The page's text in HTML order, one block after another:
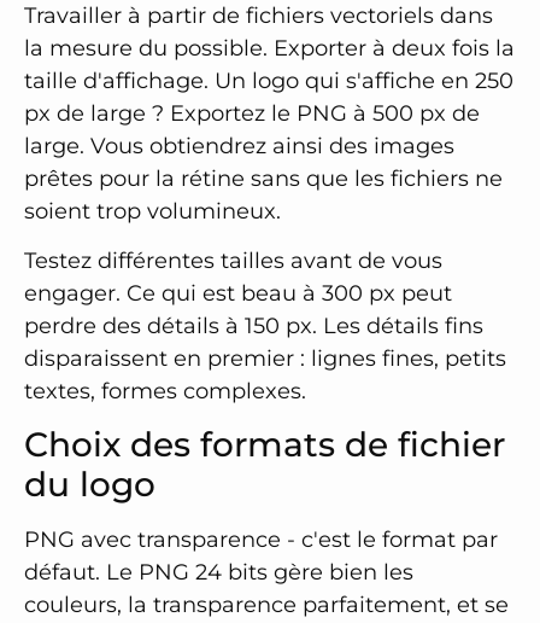
Travailler à partir de fichiers vectoriels dans
la mesure du possible. Exporter à deux fois la
taille d'affichage. Un logo qui s'affiche en 250
px de large ? Exportez le PNG à 500 px de
large. Vous obtiendrez ainsi des images
prêtes pour la rétine sans que les fichiers ne
soient trop volumineux.
Testez différentes tailles avant de vous
engager. Ce qui est beau à 300 px peut
perdre des détails à 150 px. Les détails fins
disparaissent en premier : lignes fines, petits
textes, formes complexes.
Choix des formats de fichier
du logo
PNG avec transparence - c'est le format par
défaut. Le PNG 24 bits gère bien les
couleurs, la transparence parfaitement, et se